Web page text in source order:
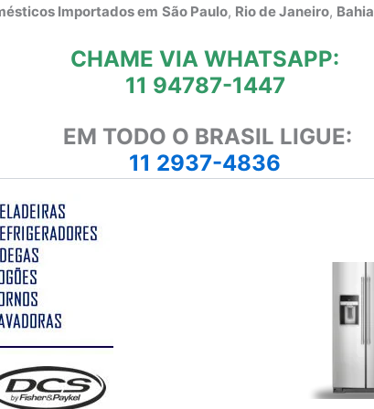
Importados em São Paulo, Rio de Janeiro, Bahia
CHAME VIA WHATSAPP:
11 94787-1447
EM TODO O BRASIL LIGUE:
11 2937-4836